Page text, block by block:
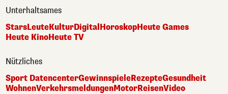
Unterhaltsames
StarsLeuteKulturDigital HoroskopHeute Games
Heute KinoHeute TV
Nützliches
Sport DatencenterGewinnspieleRezepteGesundheit
WohnenVerkehrsmeldungenMotorReisenVideo